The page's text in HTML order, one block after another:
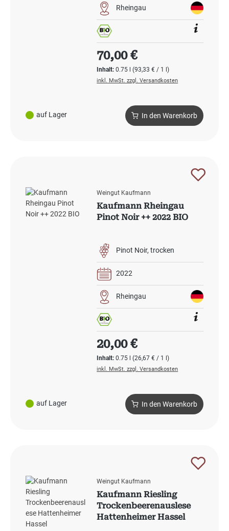
auf Lager
Rheingau
Inhalt:0.75 l(93,33 € / 1 l)
Regulärer Preis:
70,00 €
inkl. MwSt. zzgl. Versandkosten
In den Warenkorb
auf Lager
Weingut Kaufmann
Kaufmann Rheingau
Pinot Noir ++ 2022 BIO
Pinot Noir trocken
2022
Rheingau
Inhalt:0.75 l(26,67 € / 1 l)
Regulärer Preis:
20,00 €
inkl. MwSt. zzgl. Versandkosten
In den Warenkorb
Weingut Kaufmann
Kaufmann Riesling
Trockenbeerenauslese
Hattenheimer Hassel